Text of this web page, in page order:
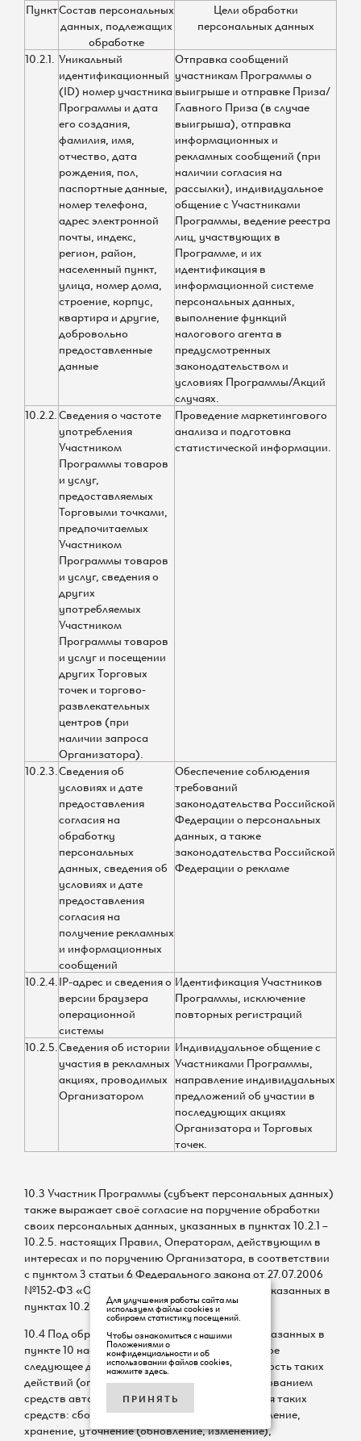
ПунктСостав персональных
данных, подлежащих
обработке
Цели обработки
персональных данных
10.2.1. Уникальный
идентификационный
(ID) номер участника
Программы и дата
его создания,
фамилия, имя,
отчество, дата
рождения, пол,
паспортные данные,
номер телефона,
адрес электронной
почты, индекс,
регион, район,
населенный пункт,
улица, номер дома,
строение, корпус,
квартира и другие,
добровольно
предоставленные
данные
Отправка сообщений
участникам Программы о
выигрыше и отправке Приза/
Главного Приза (в случае
выигрыша), отправка
информационных и
рекламных сообщений (при
наличии согласия на
рассылки), индивидуальное
общение с Участниками
Программы, ведение реестра
лиц, участвующих в
Программе, и их
идентификация в
информационной системе
персональных данных,
выполнение функций
налогового агента в
предусмотренных
законодательством и
условиях Программы/Акций
случаях.
10.2.2.Сведения о частоте
употребления
Участником
Программы товаров
и услуг,
предоставляемых
Торговыми точками,
предпочитаемых
Участником
Программы товаров
и услуг, сведения о
других
употребляемых
Участником
Программы товаров
и услуг и посещении
других Торговых
точек и торгово-
развлекательных
центров (при
наличии запроса
Организатора).
Проведение маркетингового
анализа и подготовка
статистической информации.
10.2.3.Сведения об
условиях и дате
предоставления
согласия на
обработку
персональных
данных, сведения об
условиях и дате
предоставления
согласия на
получение рекламных
и информационных
сообщений
Обеспечение соблюдения
требований
законодательства Российской
Федерации о персональных
данных, а также
законодательства Российской
Федерации о рекламе
10.2.4.IP-адрес и сведения о
версии браузера
операционной
системы
Идентификация Участников
Программы, исключение
повторных регистраций
10.2.5.Сведения об истории
участия в рекламных
акциях, проводимых
Организатором
Индивидуальное общение с
Участниками Программы,
направление индивидуальных
предложений об участии в
последующих акциях
Организатора и Торговых
точек.
10.3 Участник Программы (субъект персональных данных)
также выражает своё согласие на поручение обработки
своих персональных данных, указанных в пунктах 10.2.1 –
10.2.5. настоящих Правил, Операторам, действующим в
интересах и по поручению Организатора, в соответствии
с пунктом 3 статьи 6 Федерального закона от 27.07.2006
№152-ФЗ «О персональных данных» в целях, указанных в
пунктах 10.2.1 – 10.2.5. настоящих Правил.
10.4 Под обработкой персональных данных, указанных в
пункте 10 настоящих Правил, понимается любое
следующее действие (операция) или совокупность таких
действий (операций), совершаемых с использованием
средств автоматизации или без использования таких
средств: сбор, запись, систематизация, накопление,
хранение, уточнение (обновление, изменение),
Для улучшения работы сайта мы
используем файлы cookies и
собираем статистику посещений.
Чтобы ознакомиться с нашими
Положениями о
конфиденциальности и об
использовании файлов cookies,
нажмите здесь.
ПРИНЯТЬ